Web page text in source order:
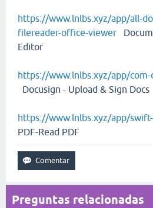
https://www.lnlbs.xyz/app/all-
filereader-office-viewer
Editor
https://www.lnlbs.xyz/app/com-
Docusign - Upload & Sign Docs
https://www.lnlbs.xyz/app/
PDF-Read PDF
Preguntas relacionadas